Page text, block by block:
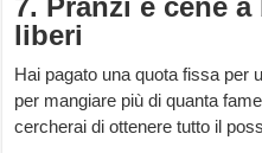
7. Pranzi e cene
liberi
Hai pagato una quota fissa per
per mangiare più di quanta
cercherai di ottenere tutto il